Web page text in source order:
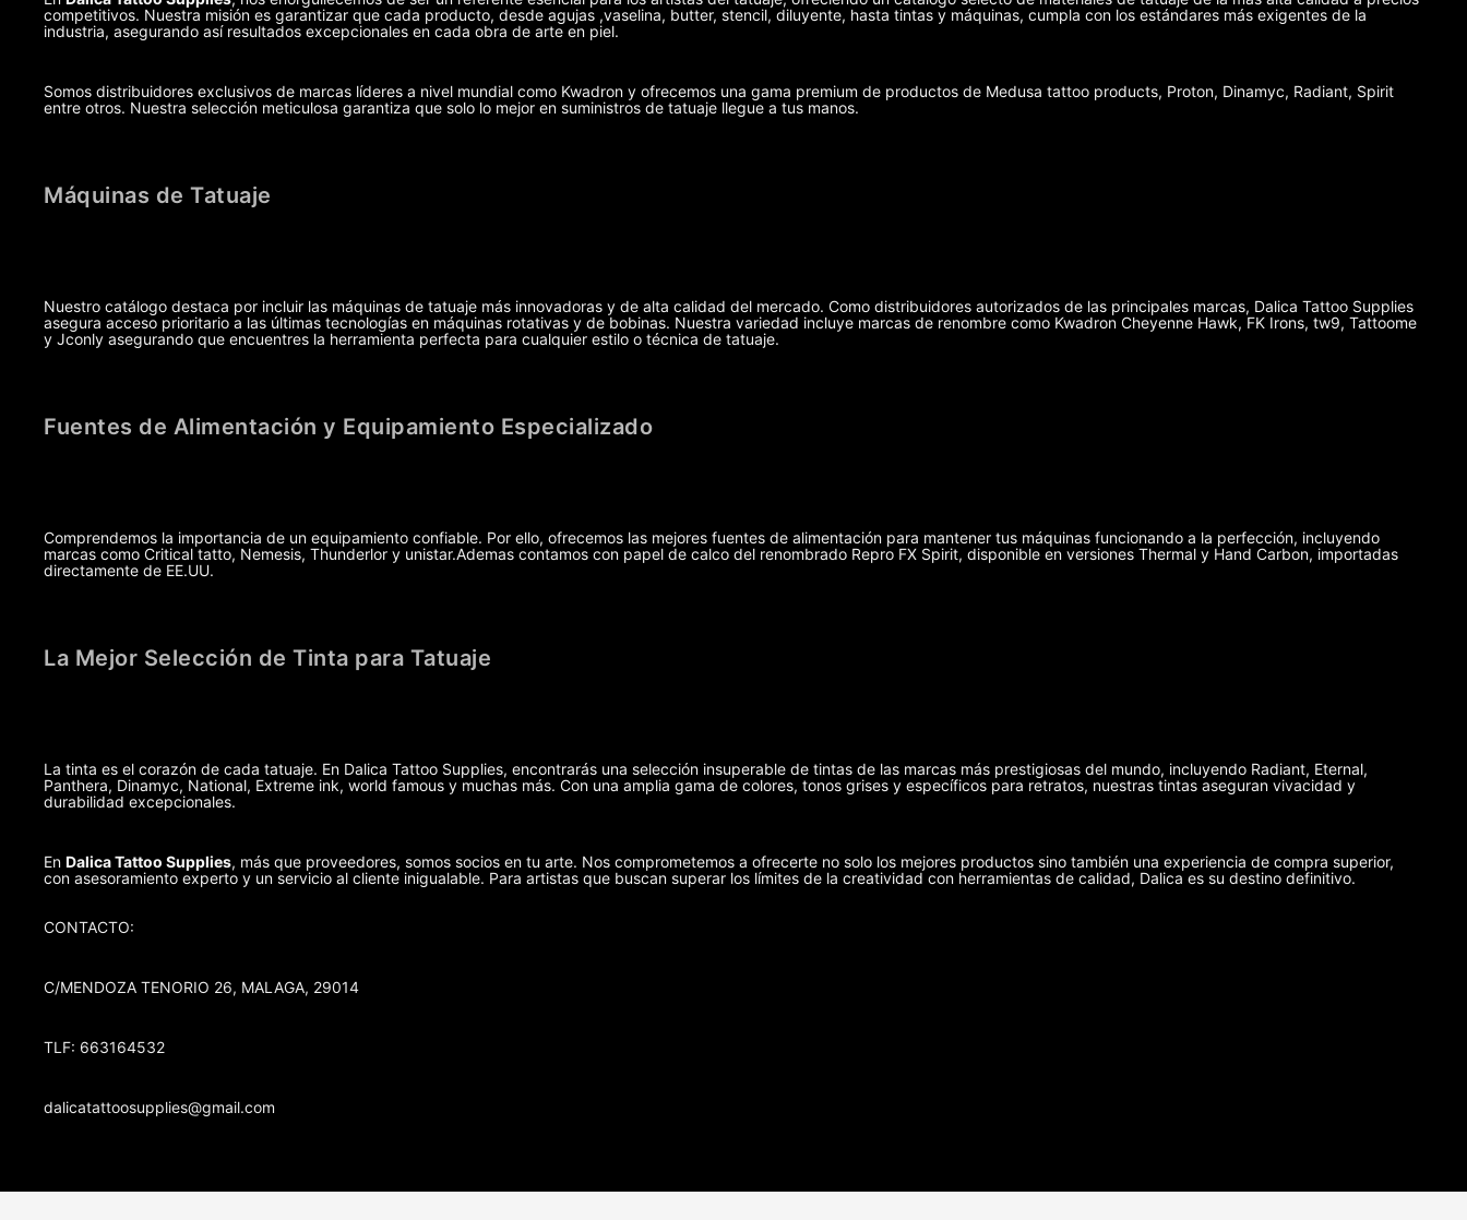
competitivos. Nuestra misión es garantizar que cada producto, desde agujas ,vaselina, butter, stencil, diluyente, hasta tintas y máquinas, cumpla con los estándares más exigentes de la
industria, asegurando así resultados excepcionales en cada obra de arte en piel.
Somos distribuidores exclusivos de marcas líderes a nivel mundial como Kwadron y ofrecemos una gama premium de productos de Medusa tattoo products, Proton, Dinamyc, Radiant, Spirit
entre otros. Nuestra selección meticulosa garantiza que solo lo mejor en suministros de tatuaje llegue a tus manos.
Máquinas de Tatuaje
Nuestro catálogo destaca por incluir las máquinas de tatuaje más innovadoras y de alta calidad del mercado. Como distribuidores autorizados de las principales marcas, Dalica Tattoo Supplies
asegura acceso prioritario a las últimas tecnologías en máquinas rotativas y de bobinas. Nuestra variedad incluye marcas de renombre como Kwadron Cheyenne Hawk, FK Irons, tw9, Tattoome
y Jconly asegurando que encuentres la herramienta perfecta para cualquier estilo o técnica de tatuaje.
Fuentes de Alimentación y Equipamiento Especializado
Comprendemos la importancia de un equipamiento confiable. Por ello, ofrecemos las mejores fuentes de alimentación para mantener tus máquinas funcionando a la perfección, incluyendo
marcas como Critical tatto, Nemesis, Thunderlor y unistar.Ademas contamos con papel de calco del renombrado Repro FX Spirit, disponible en versiones Thermal y Hand Carbon, importadas
directamente de EE.UU.
La Mejor Selección de Tinta para Tatuaje
La tinta es el corazón de cada tatuaje. En Dalica Tattoo Supplies, encontrarás una selección insuperable de tintas de las marcas más prestigiosas del mundo, incluyendo Radiant, Eternal,
Panthera, Dinamyc, National, Extreme ink, world famous y muchas más. Con una amplia gama de colores, tonos grises y específicos para retratos, nuestras tintas aseguran vivacidad y
durabilidad excepcionales.
En Dalica Tattoo Supplies, más que proveedores, somos socios en tu arte. Nos comprometemos a ofrecerte no solo los mejores productos sino también una experiencia de compra superior,
con asesoramiento experto y un servicio al cliente inigualable. Para artistas que buscan superar los límites de la creatividad con herramientas de calidad, Dalica es su destino definitivo.
CONTACTO:
C/MENDOZA TENORIO 26, MALAGA, 29014
TLF: 663164532
dalicatattoosupplies@gmail.com